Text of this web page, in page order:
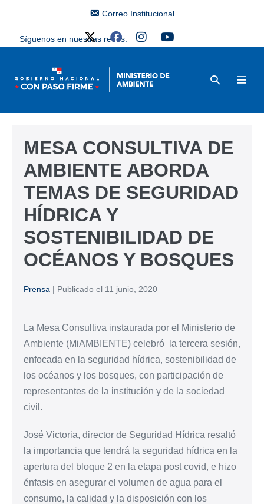
Correo Institucional
Síguenos en nuestras redes:
MESA CONSULTIVA DE
AMBIENTE ABORDA
TEMAS DE SEGURIDAD
HÍDRICA Y
SOSTENIBILIDAD DE
OCÉANOS Y BOSQUES
Prensa | Publicado el 11 junio, 2020
La Mesa Consultiva instaurada por el Ministerio de
Ambiente (MiAMBIENTE) celebró la tercera sesión,
enfocada en la seguridad hídrica, sostenibilidad de
los océanos y los bosques, con participación de
representantes de la institución y de la sociedad
civil.
José Victoria, director de Seguridad Hídrica resaltó
la importancia que tendrá la seguridad hídrica en la
apertura del bloque 2 en la etapa post covid, e hizo
énfasis en asegurar el volumen de agua para el
consumo, la calidad y la disposición con los